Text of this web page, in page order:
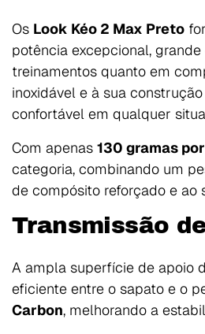
Os Look Kéo 2 Max Preto
potência excepcional,
treinamentos quanto em
inoxidável e à sua
confortável em qualquer
Com apenas 130 gramas
categoria, combinando um
de compósito reforçado e ao
Transmissão
A ampla superfície de apoio
eficiente entre o sapato e o
Carbon, melhorando a